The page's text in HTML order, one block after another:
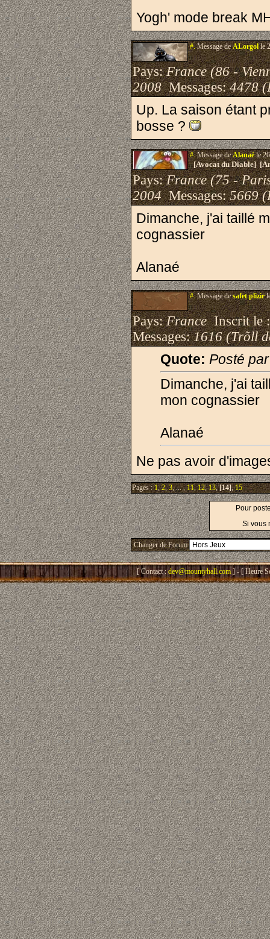
Yogh' mode break
#.Message deALorgolle
Pays:France (86 -
2008Messages:4478
Up. La saison étant
bosse ?
#.Message deAlanaéle
[Avocat du Diable]
Pays:France (75 -
2004Messages:5669
Dimanche, j'ai taillé
cognassier
Alanaé
#.Message desafet plizir
Pays:FranceInscrit le
Messages:1616 (Trõll
Quote: Posté
Dimanche, j'ai
mon cognassier
Alanaé
Ne pas avoir
Pages :1,2,3, ... ,11,12,13,[14],15
Pour
Si vous
Changer de Forum
[ Contact : dev@mountyhall.com ] - [ Heure